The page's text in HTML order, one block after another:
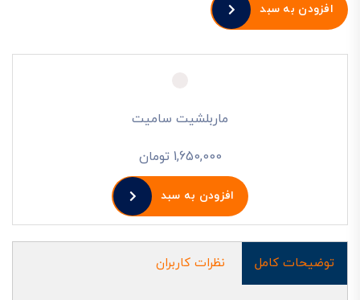
افزودن به سبد
ماربلشیت سامیت
1,650,000 تومان
افزودن به سبد
توضیحات کامل نظرات کاربران